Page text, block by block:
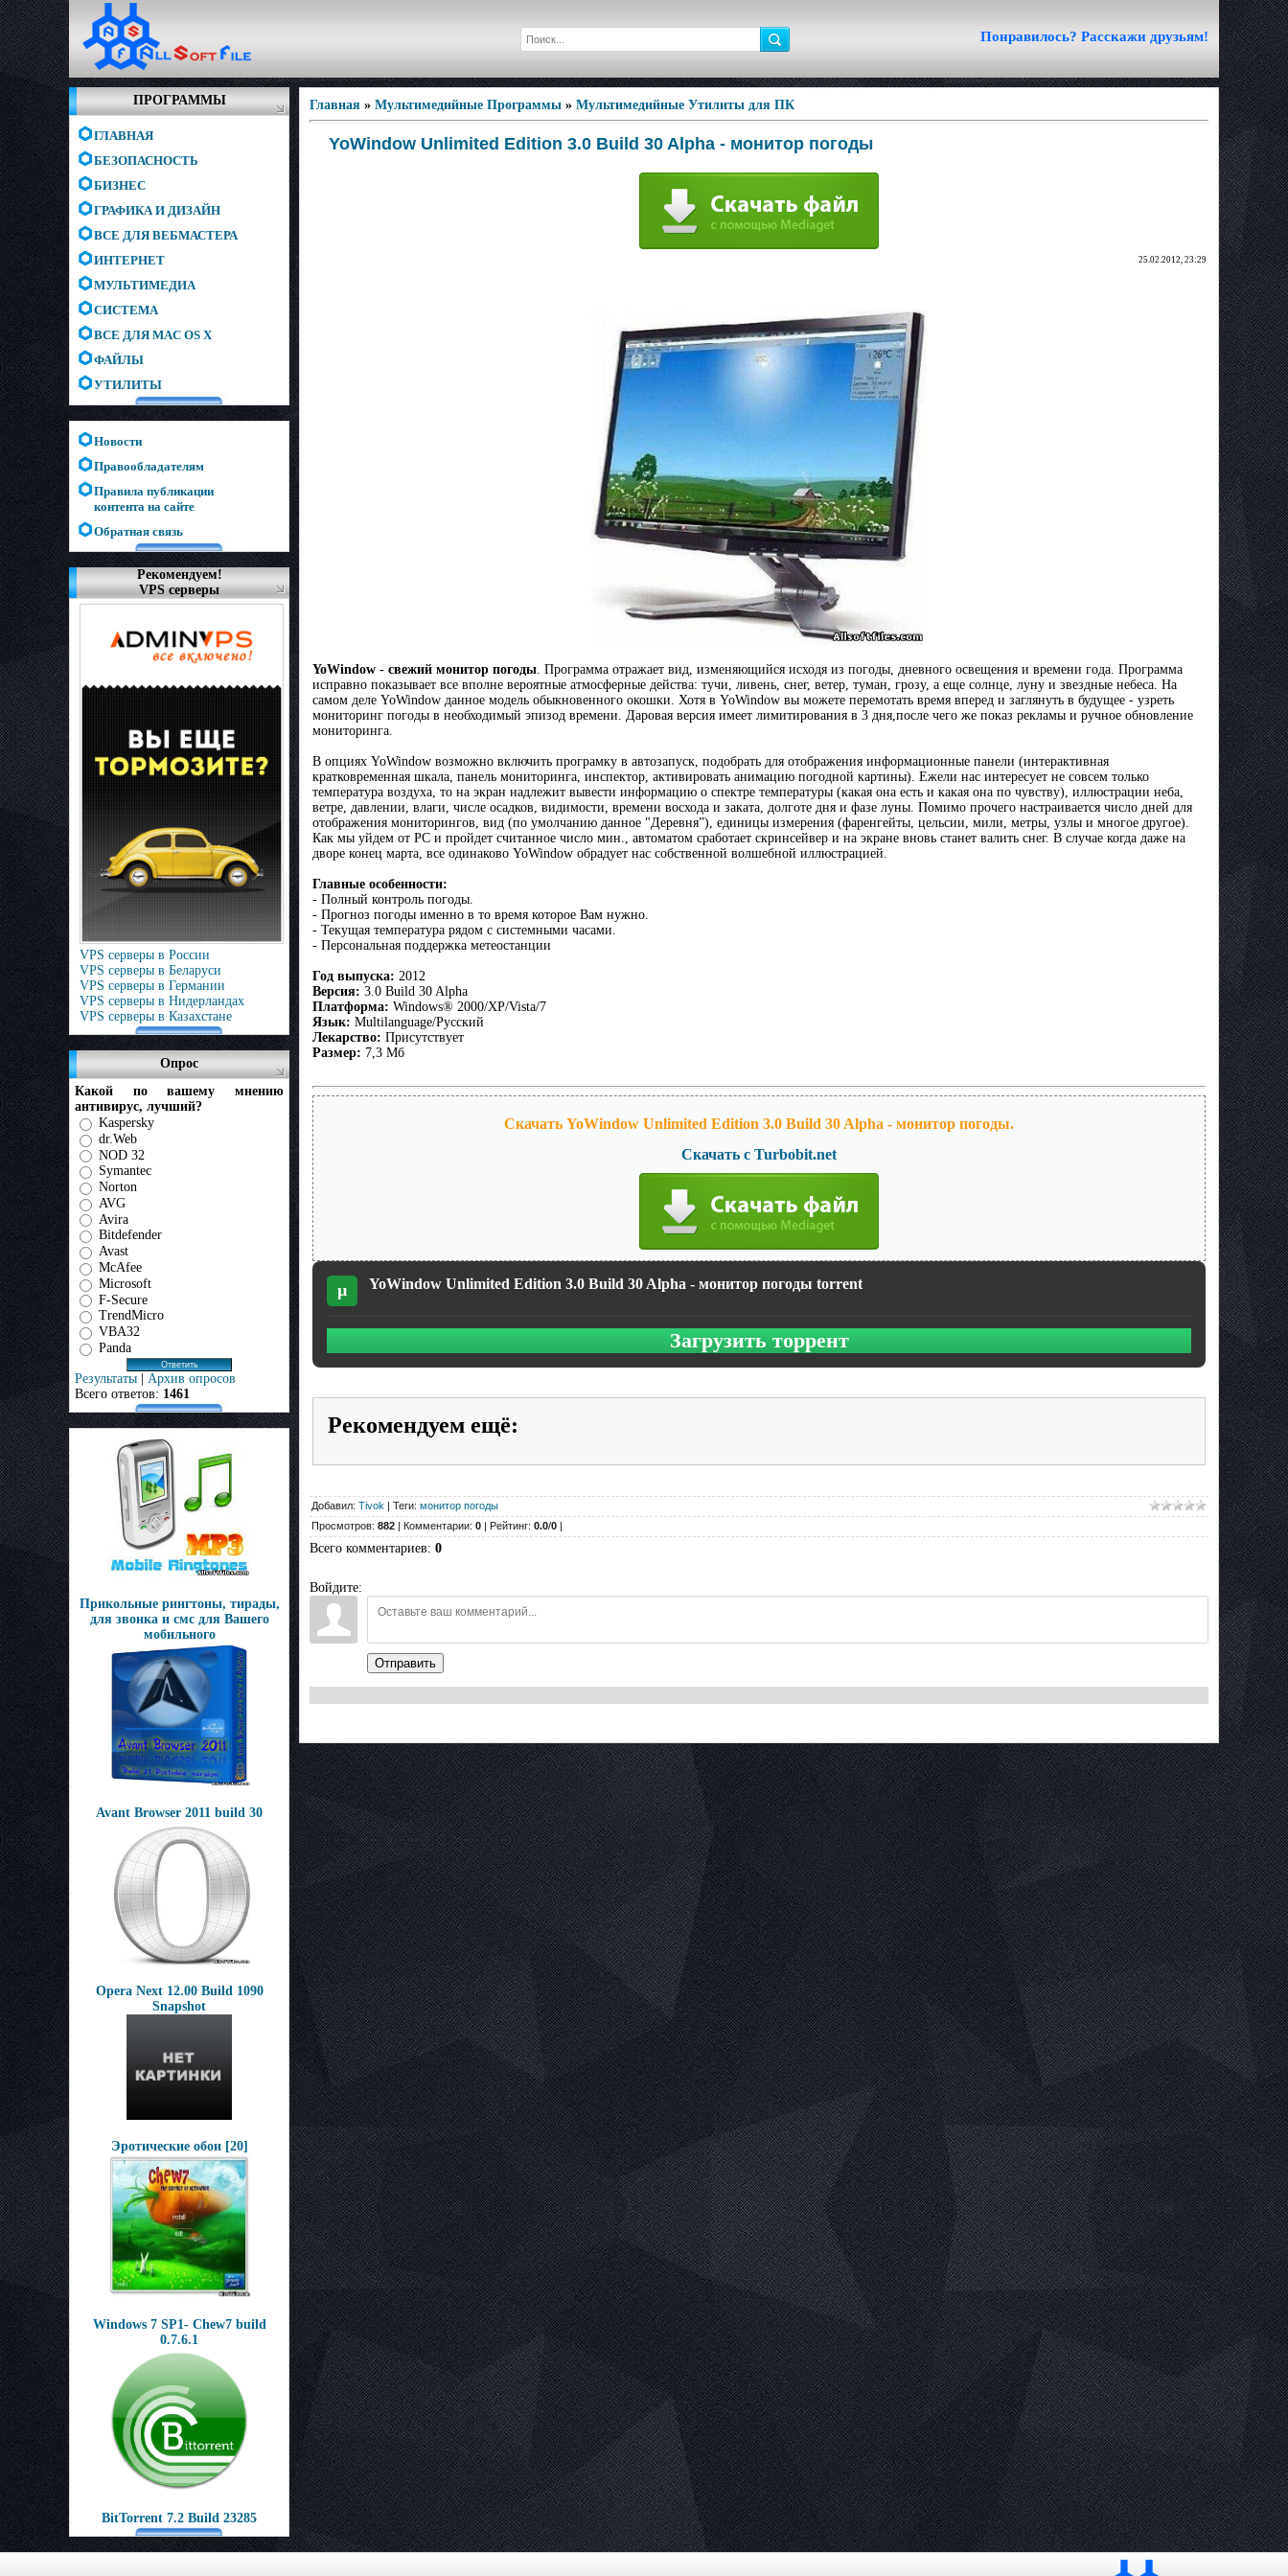
Понравилось? Расскажи друзьям!
ПРОГРАММЫ
ГЛАВНАЯ
БЕЗОПАСНОСТЬ
БИЗНЕС
ГРАФИКА И ДИЗАЙН
ВСЕ ДЛЯ ВЕБМАСТЕРА
ИНТЕРНЕТ
МУЛЬТИМЕДИА
СИСТЕМА
ВСЕ ДЛЯ MAC OS X
ФАЙЛЫ
УТИЛИТЫ
Новости
Правообладателям
Правила публикации
контента на сайте
Обратная связь
Рекомендуем!
VPS серверы
VPS серверы в России
VPS серверы в Беларуси
VPS серверы в Германии
VPS серверы в Нидерландах
VPS серверы в Казахстане
Опрос
Какой по вашему мнению
антивирус, лучший?
Kaspersky
dr.Web
NOD 32
Symantec
Norton
AVG
Avira
Bitdefender
Avast
McAfee
Microsoft
F-Secure
TrendMicro
VBA32
Panda
Результаты | Архив опросов
Всего ответов: 1461
Прикольные рингтоны, тирады,
для звонка и смс для Вашего
мобильного
Avant Browser 2011 build 30
Opera Next 12.00 Build 1090
Snapshot
Эротические обои [20]
Windows 7 SP1- Chew7 build
0.7.6.1
BitTorrent 7.2 Build 23285
Главная » Мультимедийные Программы » Мультимедийные Утилиты для ПК
YoWindow Unlimited Edition 3.0 Build 30 Alpha - монитор погоды
25.02.2012, 23:29
YoWindow - свежий монитор погоды. Программа отражает вид, изменяющийся исходя из погоды, дневного освещения и времени года. Программа
исправно показывает все вполне вероятные атмосферные действа: тучи, ливень, снег, ветер, туман, грозу, а еще солнце, луну и звездные небеса. На
самом деле YoWindow данное модель обыкновенного окошки. Хотя в YoWindow вы можете перемотать время вперед и заглянуть в будущее - узреть
мониторинг погоды в необходимый эпизод времени. Даровая версия имеет лимитирования в 3 дня,после чего же показ рекламы и ручное обновление
мониторинга.
В опциях YoWindow возможно включить програмку в автозапуск, подобрать для отображения информационные панели (интерактивная
кратковременная шкала, панель мониторинга, инспектор, активировать анимацию погодной картины). Ежели нас интересует не совсем только
температура воздуха, то на экран надлежит вывести информацию о спектре температуры (какая она есть и какая она по чувству), иллюстрации неба,
ветре, давлении, влаги, числе осадков, видимости, времени восхода и заката, долготе дня и фазе луны. Помимо прочего настраивается число дней для
отображения мониторингов, вид (по умолчанию данное "Деревня”), единицы измерения (фаренгейты, цельсии, мили, метры, узлы и многое другое).
Как мы уйдем от PC и пройдет считанное число мин., автоматом сработает скринсейвер и на экране вновь станет валить снег. В случае когда даже на
дворе конец марта, все одинаково YoWindow обрадует нас собственной волшебной иллюстрацией.
Главные особенности:
- Полный контроль погоды.
- Прогноз погоды именно в то время которое Вам нужно.
- Текущая температура рядом с системными часами.
- Персональная поддержка метеостанции
Год выпуска: 2012
Версия: 3.0 Build 30 Alpha
Платформа: Windows® 2000/XP/Vista/7
Язык: Multilanguage/Русский
Лекарство: Присутствует
Размер: 7,3 Мб
Скачать YoWindow Unlimited Edition 3.0 Build 30 Alpha - монитор погоды.
Скачать с Turbobit.net
µ YoWindow Unlimited Edition 3.0 Build 30 Alpha - монитор погоды torrent
Загрузить торрент
Рекомендуем ещё:
Добавил: Tivok | Теги: монитор погоды
Просмотров: 882 | Комментарии: 0 | Рейтинг: 0.0/0 |
Всего комментариев: 0
Войдите:
Отправить